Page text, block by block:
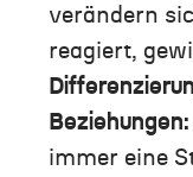
verändern
reagiert,
Beziehungen:
immer eine